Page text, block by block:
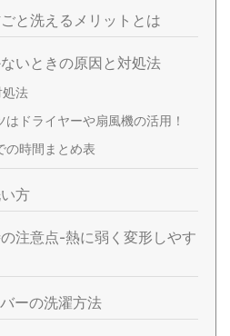
と洗えるメリットとは
いときの原因と対処法
法
ドライヤーや扇風機の活用！
の時間まとめ表
方
注意点-熱に弱く変形しやす
ーの洗濯方法